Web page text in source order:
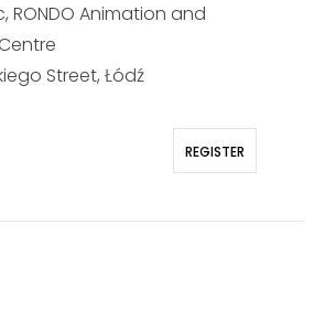
RONDO Animation and
Street, Łódź
REGISTER